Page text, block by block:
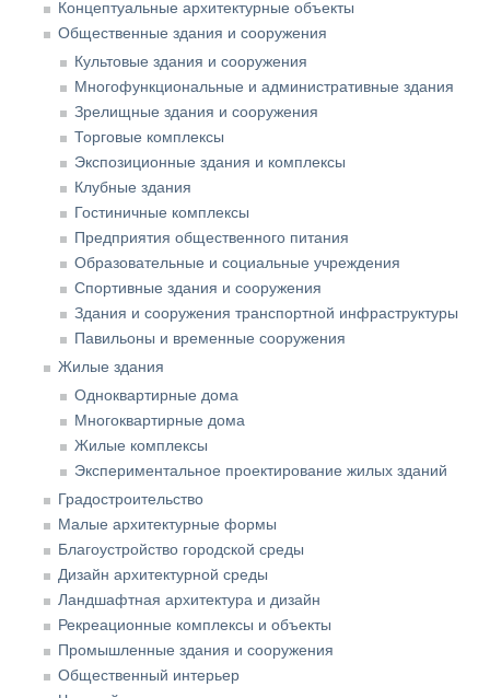
Концептуальные архитектурные объекты
Общественные здания и сооружения
Культовые здания и сооружения
Многофункциональные и административные здания
Зрелищные здания и сооружения
Торговые комплексы
Экспозиционные здания и комплексы
Клубные здания
Гостиничные комплексы
Предприятия общественного питания
Образовательные и социальные учреждения
Спортивные здания и сооружения
Здания и сооружения транспортной инфраструктуры
Павильоны и временные сооружения
Жилые здания
Одноквартирные дома
Многоквартирные дома
Жилые комплексы
Экспериментальное проектирование жилых зданий
Градостроительство
Малые архитектурные формы
Благоустройство городской среды
Дизайн архитектурной среды
Ландшафтная архитектура и дизайн
Рекреационные комплексы и объекты
Промышленные здания и сооружения
Общественный интерьер